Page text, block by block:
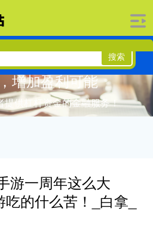
搜索
增加盈利可能
提供杠杆资金的金融服务！
游一周年这么大
的什么苦！_白拿_